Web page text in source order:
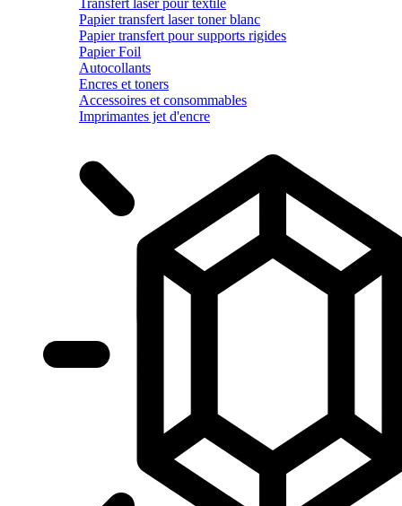
Papier transfert laser toner blanc
Papier transfert pour supports rigides
Papier Foil
Autocollants
Encres et toners
Accessoires et consommables
Imprimantes jet d'encre